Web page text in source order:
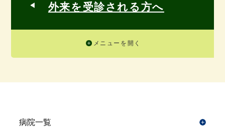
外来を受診される方へ
メニューを開く
病院一覧